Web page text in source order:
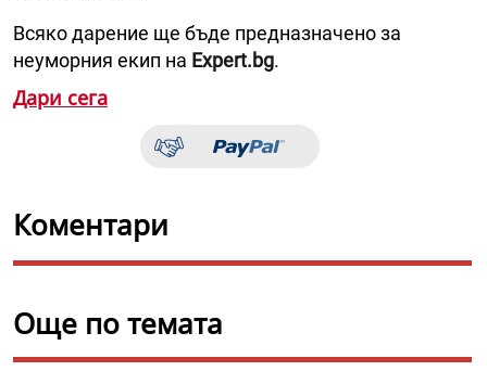
Всяко дарение ще бъде предназначено за
неуморния екип на Expert.bg.
Дари сега
Коментари
Още по темата